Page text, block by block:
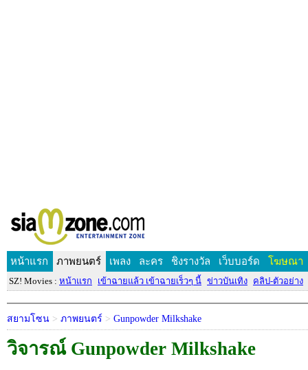
หน้าแรก ภาพยนตร์ เพลง ละคร ชิงรางวัล เว็บบอร์ด โฆษณา
SZ! Movies : หน้าแรก เข้าฉายแล้ว เข้าฉายเร็วๆ นี้ ข่าวบันเทิง คลิป-ตัวอย่าง
สยามโซน > ภาพยนตร์ > Gunpowder Milkshake
วิจารณ์ Gunpowder Milkshake